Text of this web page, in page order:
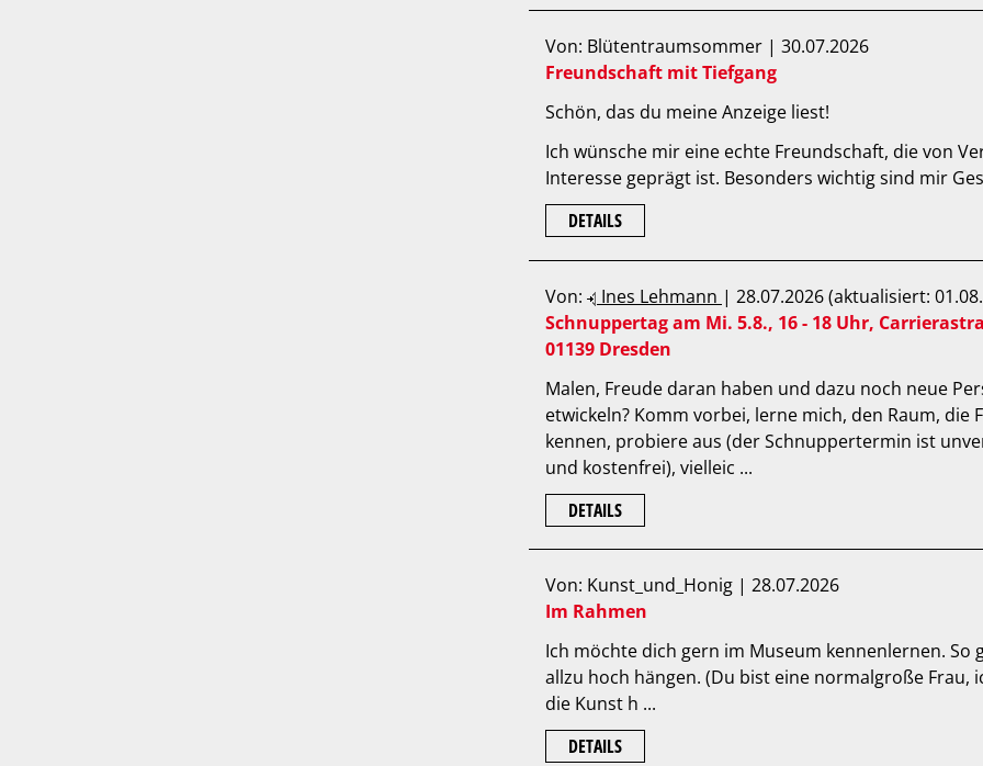
Von: Blütentraumsommer | 30.07.2026
Freundschaft mit Tiefgang
Schön, das du meine Anzeige liest!
Ich wünsche mir eine echte Freundschaft, die von
Interesse geprägt ist. Besonders wichtig sind mir
DETAILS
Von: Ines Lehmann | 28.07.2026 (aktualisiert:
Schnuppertag am Mi. 5.8., 16 - 18 Uhr,
01139 Dresden
Malen, Freude daran haben und dazu noch neue
etwickeln? Komm vorbei, lerne mich, den Raum, die
kennen, probiere aus (der Schnuppertermin ist
und kostenfrei), vielleic ...
DETAILS
Von: Kunst_und_Honig | 28.07.2026
Im Rahmen
Ich möchte dich gern im Museum kennenlernen. So
allzu hoch hängen. (Du bist eine normalgroße Frau,
die Kunst h ...
DETAILS